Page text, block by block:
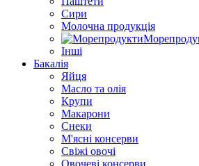
Сири
Молочна продукція
Інші
Бакалія
Яйця
Масло та олія
Крупи
Макарони
Снеки
М'ясні консерви
Свіжі овочі
Овочеві консерви